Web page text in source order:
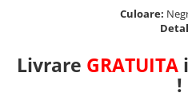
Culoare:
Livrare GRATUITA
!